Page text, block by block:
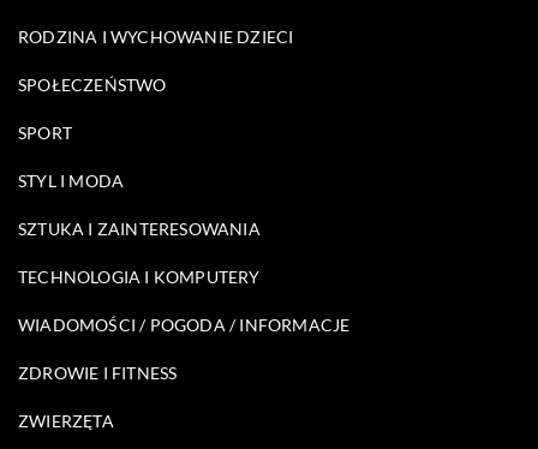
RODZINA I WYCHOWANIE DZIECI
SPOŁECZEŃSTWO
SPORT
STYL I MODA
SZTUKA I ZAINTERESOWANIA
TECHNOLOGIA I KOMPUTERY
WIADOMOŚCI / POGODA / INFORMACJE
ZDROWIE I FITNESS
ZWIERZĘTA